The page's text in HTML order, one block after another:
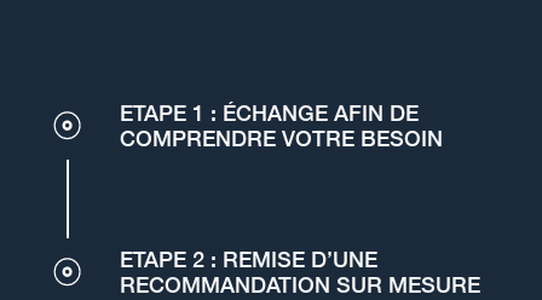
ETAPE 1 : ÉCHANGE AFIN DE
COMPRENDRE VOTRE BESOIN
ETAPE 2 : REMISE D’UNE
RECOMMANDATION SUR MESURE